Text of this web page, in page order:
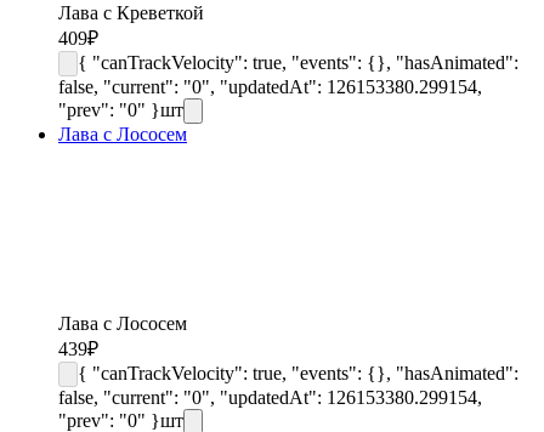
Лава с Креветкой
409₽
{ "canTrackVelocity": true, "events": {}, "hasAnimated":
false, "current": "0", "updatedAt": 126153380.299154,
"prev": "0" }шт
Лава с Лососем
Лава с Лососем
439₽
{ "canTrackVelocity": true, "events": {}, "hasAnimated":
false, "current": "0", "updatedAt": 126153380.299154,
"prev": "0" }шт